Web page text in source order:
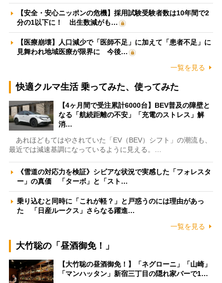
【安全・安心ニッポンの危機】採用試験受験者数は10年間で2
分の1以下に！ 出生数減がも…
【医療崩壊】人口減少で「医師不足」に加えて「患者不足」に
見舞われ地域医療が限界に 今後…
一覧を見る
快適クルマ生活 乗ってみた、使ってみた
【4ヶ月間で受注累計6000台】BEV普及の障壁と
なる「航続距離の不安」「充電のストレス」解
消…
あれほどもてはやされていた「EV（BEV）シフト」の潮流も、
最近では減速基調になっているように見える。…
《雪道の対応力を検証》シビアな状況で実感した「フォレスタ
ー」の真価 「ターボ」と「スト…
乗り込むと同時に「これが軽？」と戸惑うのには理由があっ
た 「日産ルークス」さらなる躍進…
一覧を見る
大竹聡の「昼酒御免！」
【大竹聡の昼酒御免！】「ネグローニ」「山崎」
「マンハッタン」新宿三丁目の隠れ家バーで1…